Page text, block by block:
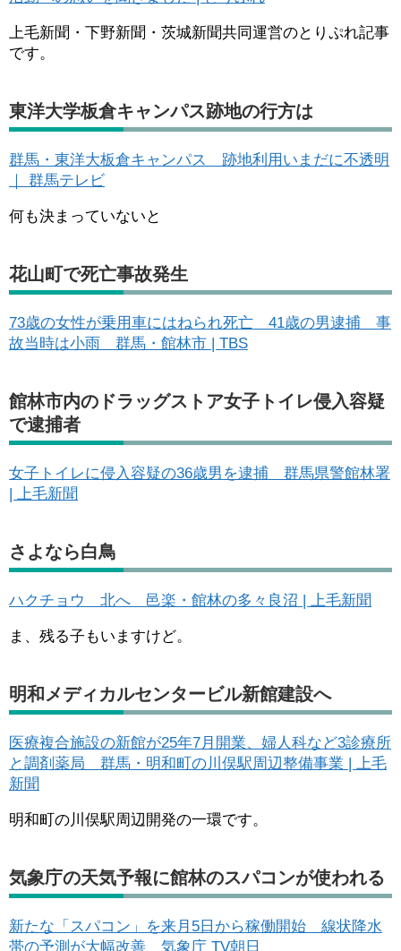
上毛新聞・下野新聞・茨城新聞共同運営のとりぷれ記事
です。
東洋大学板倉キャンパス跡地の行方は
群馬・東洋大板倉キャンパス 跡地利用いまだに不透明
｜ 群馬テレビ
何も決まっていないと
花山町で死亡事故発生
73歳の女性が乗用車にはねられ死亡 41歳の男逮捕 事
故当時は小雨 群馬・館林市 | TBS
館林市内のドラッグストア女子トイレ侵入容疑
で逮捕者
女子トイレに侵入容疑の36歳男を逮捕 群馬県警館林署
| 上毛新聞
さよなら白鳥
ハクチョウ 北へ 邑楽・館林の多々良沼 | 上毛新聞
ま、残る子もいますけど。
明和メディカルセンタービル新館建設へ
医療複合施設の新館が25年7月開業、婦人科など3診療所
と調剤薬局 群馬・明和町の川俣駅周辺整備事業 | 上毛
新聞
明和町の川俣駅周辺開発の一環です。
気象庁の天気予報に館林のスパコンが使われる
新たな「スパコン」を来月5日から稼働開始 線状降水
帯の予測が大幅改善 気象庁 TV朝日